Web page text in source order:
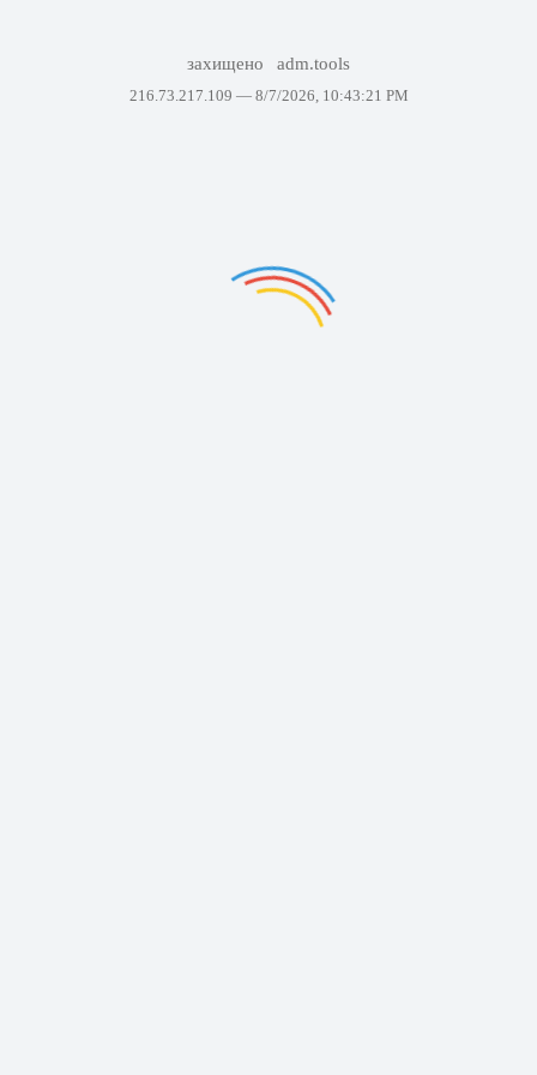
захищено adm.tools
216.73.217.109 — 8/7/2026, 10:43:21 PM